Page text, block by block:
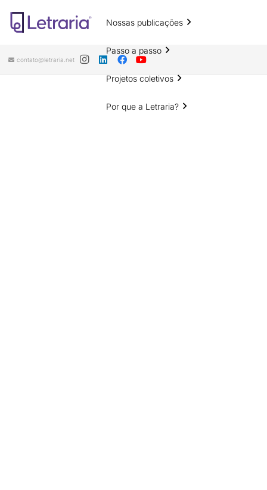
Nossas publicações
Passo a passo
Projetos coletivos
Por que a Letraria?
contato@letraria.net